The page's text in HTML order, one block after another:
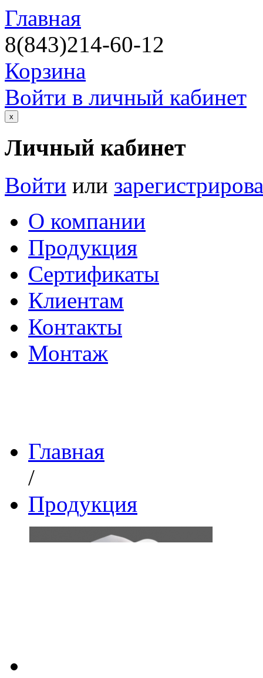
Главная
8(843)214-60-12
Корзина
Войти в личный кабинет
х
Личный кабинет
Войти или
О компании
Продукция
Сертификаты
Клиентам
Контакты
Монтаж
Главная
/
Продукция